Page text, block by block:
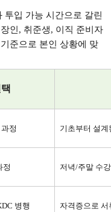
입 가능 시간으로 갈린
인 , 취준생, 이직 준비자
준으로 본인 상황에 맞
정 기초부터 설
정 저녁/주말 수
병행 자격증으로 서